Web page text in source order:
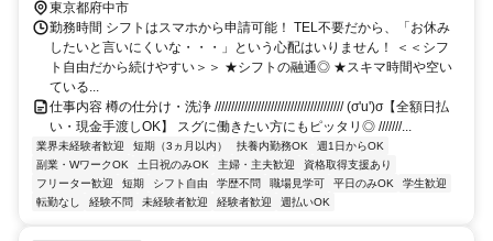
東京都府中市
勤務時間 シフトはスマホから申請可能！ TEL不要だから、「お休み
したいと言いにくいな・・・」という心配はいりません！ ＜＜シフ
ト自由だから続けやすい＞＞ ★シフトの融通◎ ★スキマ時間や空い
ている...
仕事内容 樽の仕分け・洗浄 /////////////////////////////////////// (σ'u')σ【全額日払
い・現金手渡しOK】 スグに働きたい方にもピッタリ◎ ///////...
業界未経験者歓迎 短期（3ヵ月以内） 扶養内勤務OK
週1日からOK
副業・WワークOK
土日祝のみOK 主婦・主夫歓迎
資格取得支援あり
フリーター歓迎
短期 シフト自由 学歴不問 職場見学可 平日のみOK
学生歓迎
転勤なし
経験不問 未経験者歓迎 経験者歓迎 週払いOK